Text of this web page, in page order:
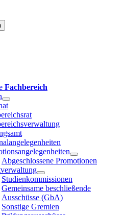
Fachbereich
Abgeschlossene Promotionen
Studienkommissionen
Gemeinsame beschließende
Ausschüsse (GbA)
Sonstige Gremien